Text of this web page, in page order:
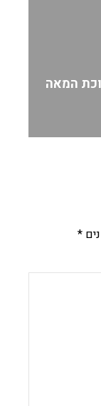
המאה
*